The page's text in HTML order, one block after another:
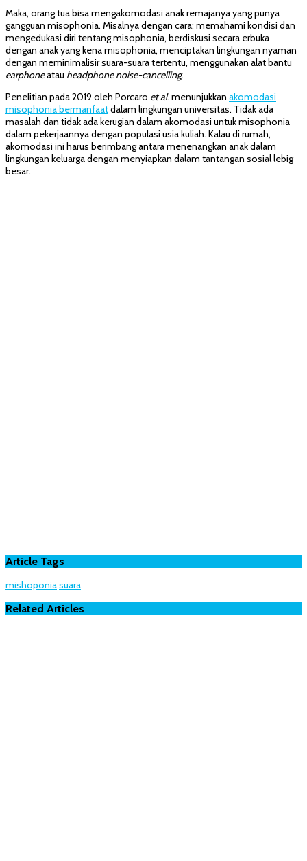
Maka, orang tua bisa mengakomodasi anak remajanya yang punya
gangguan misophonia. Misalnya dengan cara; memahami kondisi dan
mengedukasi diri tentang misophonia, berdiskusi secara erbuka
dengan anak yang kena misophonia, menciptakan lingkungan nyaman
dengan meminimalisir suara-suara tertentu, menggunakan alat bantu
earphoneatau headphone noise-cancelling.
Penelitian pada 2019 oleh Porcaro et al. menunjukkan akomodasi
misophonia bermanfaatdalam lingkungan universitas. Tidak ada
masalah dan tidak ada kerugian dalam akomodasi untuk misophonia
dalam pekerjaannya dengan populasi usia kuliah. Kalau di rumah,
akomodasi ini harus berimbang antara menenangkan anak dalam
lingkungan keluarga dengan menyiapkan dalam tantangan sosial lebig
besar.
Article Tags
mishoponiasuara
Related Articles